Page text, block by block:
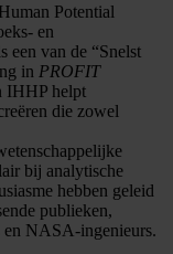
Potential
en
een van de “Snelst
in PROFIT
IHHP helpt
die zowel
bij analytische
hebben geleid
publieken,
en NASA-ingenieurs.